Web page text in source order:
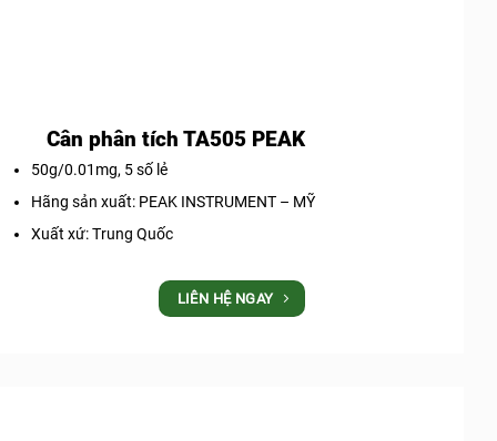
Cân phân tích TA505 PEAK
50g/0.01mg, 5 số lẻ
Hãng sản xuất: PEAK INSTRUMENT – MỸ
Xuất xứ: Trung Quốc
LIÊN HỆ NGAY